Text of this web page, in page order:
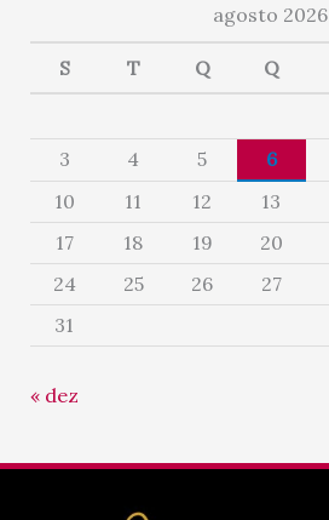
agosto 2026
S T Q Q
3
4 5 6
10
11 12 13
17
18 19 20
24
25 26 27
31
« dez